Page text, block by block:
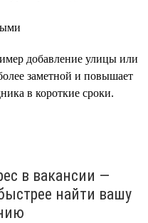
добавление улицы или
заметной и повышает
в короткие сроки.
в вакансии —
найти вашу